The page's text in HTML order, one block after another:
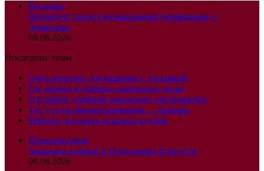
Регионы
Петербург увидел музыкальный перформанс у
Эрмитажа
08.08.2026
Последние темы
Здесь колодки для машины с доставкой
Где можно подобрать пансионат легко
Где найти удобный пансионат для пожилых
Тут услуги финансирования — помощь
Рейтинг ведущих игровых клубов
Происшествия
Закрытие пляжей в Геленджике 8 августа
08.08.2026